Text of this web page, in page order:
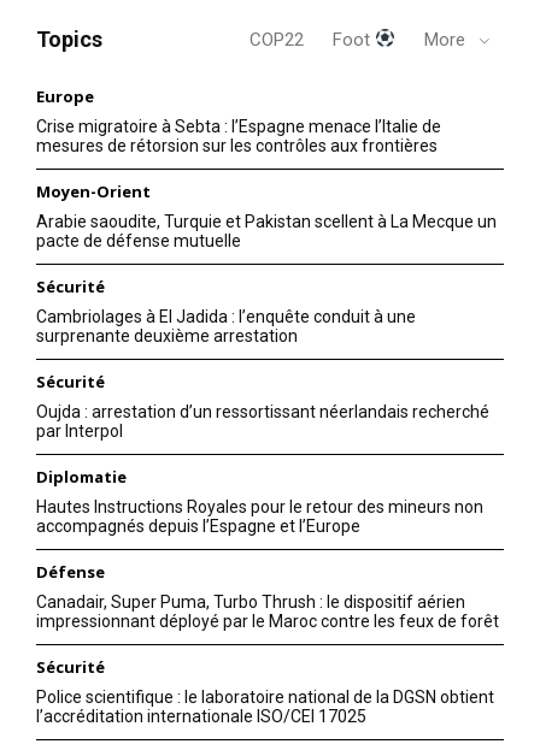
Topics COP22 Foot More
Europe
Crise migratoire à Sebta : l’Espagne menace l’Italie de
mesures de rétorsion sur les contrôles aux frontières
Moyen-Orient
Arabie saoudite, Turquie et Pakistan scellent à La Mecque un
pacte de défense mutuelle
Sécurité
Cambriolages à El Jadida : l’enquête conduit à une
surprenante deuxième arrestation
Sécurité
Oujda : arrestation d’un ressortissant néerlandais recherché
par Interpol
Diplomatie
Hautes Instructions Royales pour le retour des mineurs non
accompagnés depuis l’Espagne et l’Europe
Défense
Canadair, Super Puma, Turbo Thrush : le dispositif aérien
impressionnant déployé par le Maroc contre les feux de forêt
Sécurité
Police scientifique : le laboratoire national de la DGSN obtient
l’accréditation internationale ISO/CEI 17025